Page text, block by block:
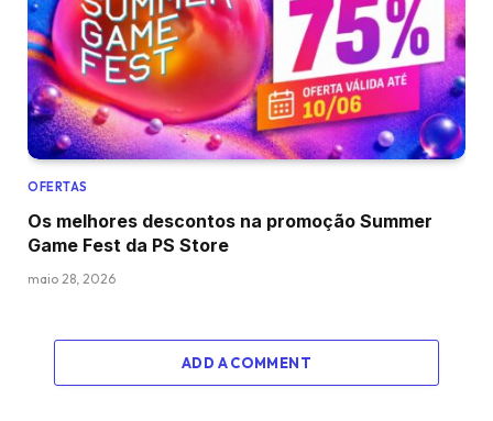
OFERTAS
Os melhores descontos na promoção Summer
Game Fest da PS Store
maio 28, 2026
ADD A COMMENT